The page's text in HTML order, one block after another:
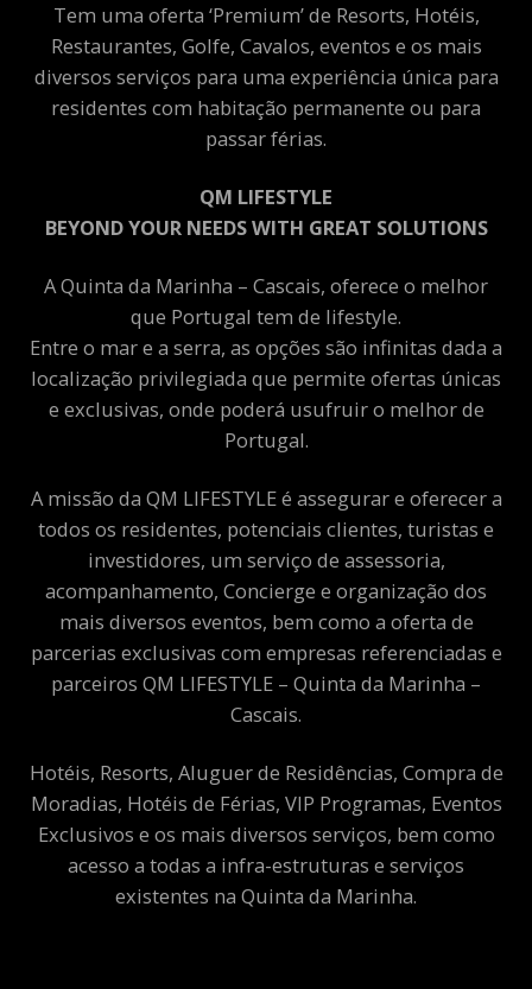
Tem uma oferta ‘Premium’ de Resorts, Hotéis,
Restaurantes, Golfe, Cavalos, eventos e os mais
diversos serviços para uma experiência única para
residentes com habitação permanente ou para
passar férias.
QM LIFESTYLE
BEYOND YOUR NEEDS WITH GREAT SOLUTIONS
A Quinta da Marinha – Cascais, oferece o melhor
que Portugal tem de lifestyle.
Entre o mar e a serra, as opções são infinitas dada a
localização privilegiada que permite ofertas únicas
e exclusivas, onde poderá usufruir o melhor de
Portugal.
A missão da QM LIFESTYLE é assegurar e oferecer a
todos os residentes, potenciais clientes, turistas e
investidores, um serviço de assessoria,
acompanhamento, Concierge e organização dos
mais diversos eventos, bem como a oferta de
parcerias exclusivas com empresas referenciadas e
parceiros QM LIFESTYLE – Quinta da Marinha –
Cascais.
Hotéis, Resorts, Aluguer de Residências, Compra de
Moradias, Hotéis de Férias, VIP Programas, Eventos
Exclusivos e os mais diversos serviços, bem como
acesso a todas a infra-estruturas e serviços
existentes na Quinta da Marinha.